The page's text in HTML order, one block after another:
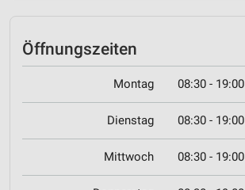
Öffnungszeiten
Montag 08:30 - 19:00
Dienstag 08:30 - 19:00
Mittwoch 08:30 - 19:00